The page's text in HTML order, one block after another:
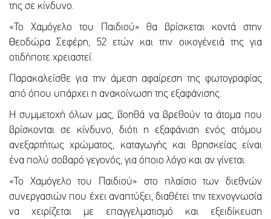
της σε κίνδυνο.
«To Χαμόγελο του Παιδιού» θα βρίσκεται κοντά στην
Θεοδώρα Σεφέρη, 52 ετών και την οικογένειά της για
οτιδήποτε χρειαστεί.
Παρακαλείσθε για την άμεση αφαίρεση της φωτογραφίας
από όπου υπάρχει η ανακοίνωση της εξαφάνισης.
Η συμμετοχή όλων μας, βοηθά να βρεθούν τα άτομα που
βρίσκονται σε κίνδυνο, διότι η εξαφάνιση ενός ατόμου
ανεξαρτήτως χρώματος, καταγωγής και θρησκείας είναι
ένα πολύ σοβαρό γεγονός, για όποιο λόγο και αν γίνεται.
«Το Χαμόγελο του Παιδιού» στο πλαίσιο των διεθνών
συνεργασιών που έχει αναπτύξει, διαθέτει την τεχνογνωσία
να χειρίζεται με επαγγελματισμό και εξειδίκευση